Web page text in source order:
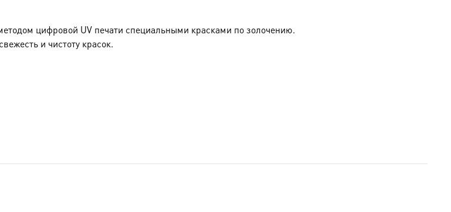
цифровой UV печати специальными красками по золочению.
и чистоту красок.